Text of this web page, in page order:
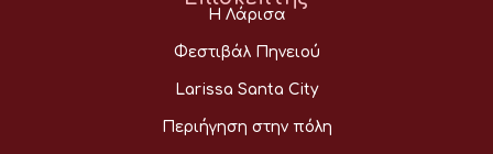
Η Λάρισα
Φεστιβάλ Πηνειού
Larissa Santa City
Περιήγηση στην πόλη